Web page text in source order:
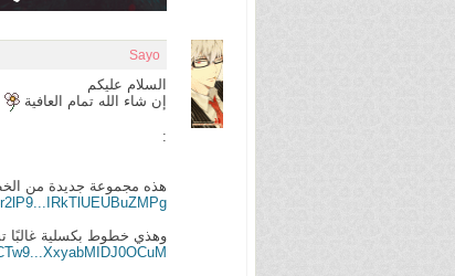
Sayo
السلام عليكم
إن شاء الله تمام العافية
:
هذه مجموعة جديدة من
وهذي خطوط بكسلية غالبًا